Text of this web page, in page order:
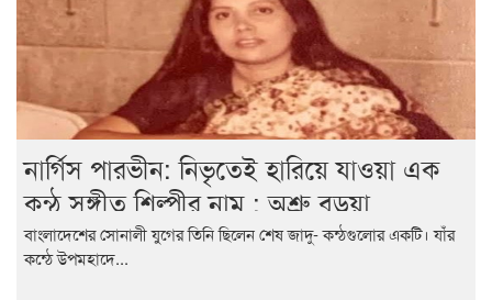
নার্গিস পারভীন: নিভৃতেই হারিয়ে যাওয়া এক
কন্ঠ সঙ্গীত শিল্পীর নাম : অশ্রু বড়ুয়া
বাংলাদেশের সোনালী যুগের তিনি ছিলেন শেষ জাদু- কন্ঠগুলোর একটি। যাঁর
কন্ঠে উপমহাদে...